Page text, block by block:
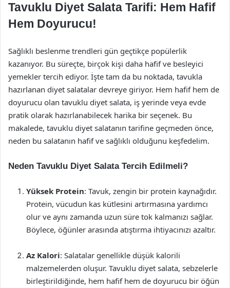
Tavuklu Diyet Salata Tarifi: Hem Hafif
Hem Doyurucu!
Sağlıklı beslenme trendleri gün geçtikçe popülerlik
kazanıyor. Bu süreçte, birçok kişi daha hafif ve besleyici
yemekler tercih ediyor. İşte tam da bu noktada, tavukla
hazırlanan diyet salatalar devreye giriyor. Hem hafif hem de
doyurucu olan tavuklu diyet salata, iş yerinde veya evde
pratik olarak hazırlanabilecek harika bir seçenek. Bu
makalede, tavuklu diyet salatanın tarifine geçmeden önce,
neden bu salatanın hafif ve sağlıklı olduğunu keşfedelim.
Neden Tavuklu Diyet Salata Tercih Edilmeli?
Yüksek Protein: Tavuk, zengin bir protein kaynağıdır.
Protein, vücudun kas kütlesini artırmasına yardımcı
olur ve aynı zamanda uzun süre tok kalmanızı sağlar.
Böylece, öğünler arasında atıştırma ihtiyacınızı azaltır.
Az Kalori: Salatalar genellikle düşük kalorili
malzemelerden oluşur. Tavuklu diyet salata, sebzelerle
birleştirildiğinde, hem hafif hem de doyurucu bir öğün